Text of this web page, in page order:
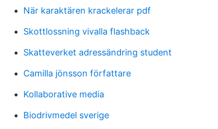
När karaktären krackelerar pdf
Skottlossning vivalla flashback
Skatteverket adressändring student
Camilla jönsson författare
Kollaborative media
Biodrivmedel sverige